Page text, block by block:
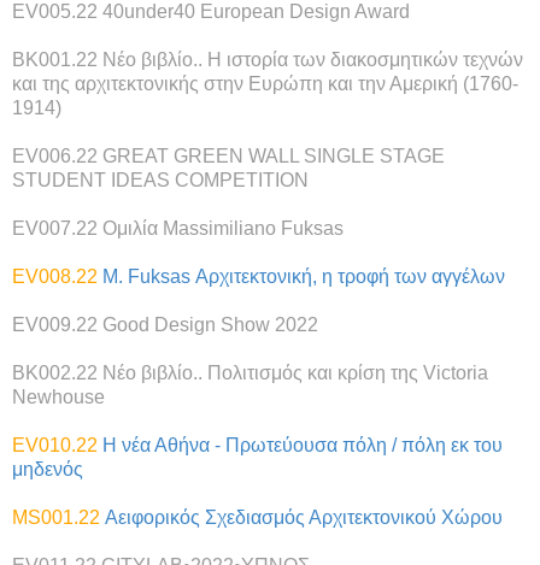
EV005.22 40under40 European Design Award
BK001.22 Νέο βιβλίο.. Η ιστορία των διακοσμητικών τεχνών
και της αρχιτεκτονικής στην Ευρώπη και την Αμερική (1760-
1914)
EV006.22 GREAT GREEN WALL SINGLE STAGE
STUDENT IDEAS COMPETITION
EV007.22 Ομιλία Massimiliano Fuksas
EV008.22 M. Fuksas Αρχιτεκτονική, η τροφή των αγγέλων
EV009.22 Good Design Show 2022
BK002.22 Νέο βιβλίο.. Πολιτισμός και κρίση της Victoria
Newhouse
EV010.22 Η νέα Αθήνα - Πρωτεύουσα πόλη / πόλη εκ του
μηδενός
MS001.22 Αειφορικός Σχεδιασμός Αρχιτεκτονικού Χώρου